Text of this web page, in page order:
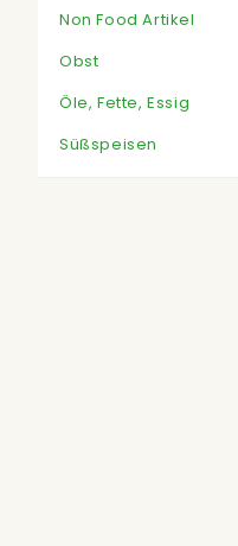
Non Food Artikel
Obst
Öle, Fette, Essig
Süßspeisen